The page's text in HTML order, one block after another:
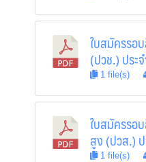
ใบสมัครรอ
(ปวช.) ประ
1 file(s)
ใบสมัครรอ
สูง (ปวส.)
1 file(s)